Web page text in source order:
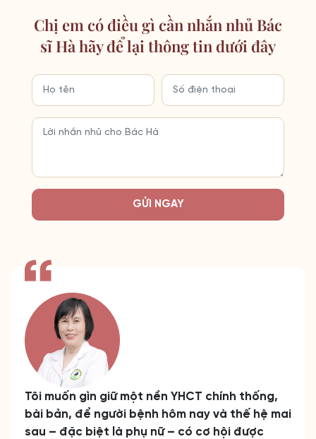
Chị em có điều gì cần nhắn nhủ Bác
sĩ Hà hãy để lại thông tin dưới đây
GỬI NGAY
Tôi muốn gìn giữ một nền YHCT chính thống,
bài bản, để người bệnh hôm nay và thế hệ mai
sau – đặc biệt là phụ nữ – có cơ hội được